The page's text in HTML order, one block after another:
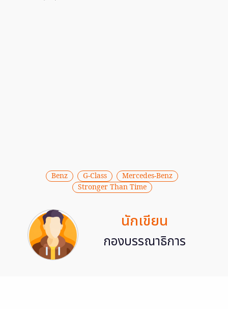
Benz G-Class
Mercedes-Benz
Stronger Than Time
นักเขียน
กองบรรณาธิการ